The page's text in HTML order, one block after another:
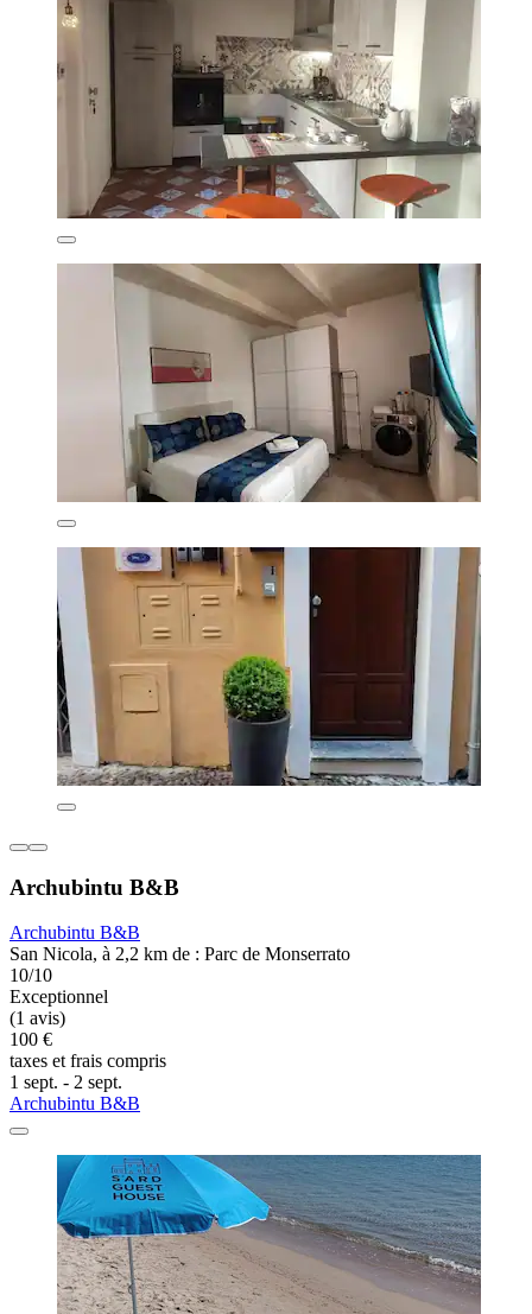
Archubintu B&B
Archubintu B&B
San Nicola, à 2,2 km de : Parc de Monserrato
10/10
Exceptionnel
(1 avis)
100 €
taxes et frais compris
1 sept. - 2 sept.
Archubintu B&B